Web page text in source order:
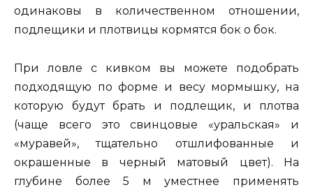
одинаковы в количественном отношении,
подлещики и плотвицы кормятся бок о бок.
При ловле с кивком вы можете подобрать
подходящую по форме и весу мормышку, на
которую будут брать и подлещик, и плотва
(чаще всего это свинцовые «уральская» и
«муравей», тщательно отшлифованные и
окрашенные в черный матовый цвет). На
глубине более 5 м уместнее применять